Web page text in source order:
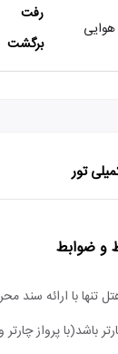
هوایی
رفت
برگشت
تور
و ضوابط
تنها با ارائه سند
باشد(با پرواز